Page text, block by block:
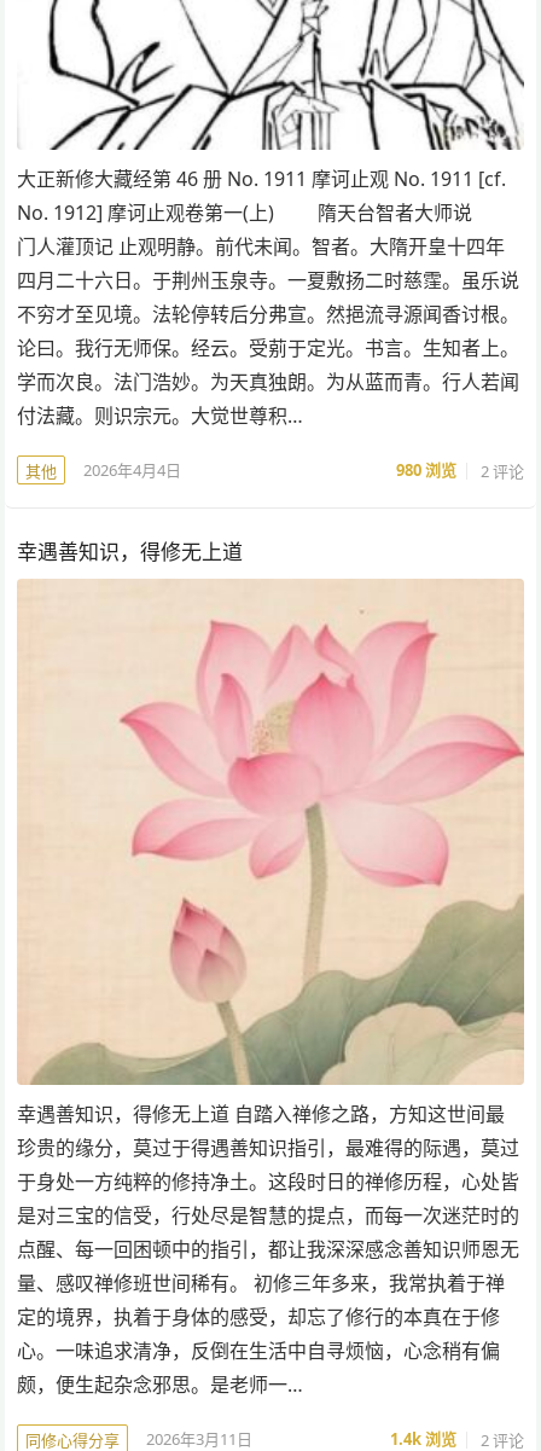
大正新修大藏经第 46 册 No. 1911 摩诃止观 No. 1911 [cf.
No. 1912] 摩诃止观卷第一(上) 隋天台智者大师说
门人灌顶记 止观明静。前代未闻。智者。大隋开皇十四年
四月二十六日。于荆州玉泉寺。一夏敷扬二时慈霔。虽乐说
不穷才至见境。法轮停转后分弗宣。然挹流寻源闻香讨根。
论曰。我行无师保。经云。受莂于定光。书言。生知者上。
学而次良。法门浩妙。为天真独朗。为从蓝而青。行人若闻
付法藏。则识宗元。大觉世尊积…
其他 2026年4月4日 980浏览 2 评论
幸遇善知识，得修无上道
幸遇善知识，得修无上道 自踏入禅修之路，方知这世间最
珍贵的缘分，莫过于得遇善知识指引，最难得的际遇，莫过
于身处一方纯粹的修持净土。这段时日的禅修历程，心处皆
是对三宝的信受，行处尽是智慧的提点，而每一次迷茫时的
点醒、每一回困顿中的指引，都让我深深感念善知识师恩无
量、感叹禅修班世间稀有。 初修三年多来，我常执着于禅
定的境界，执着于身体的感受，却忘了修行的本真在于修
心。一味追求清净，反倒在生活中自寻烦恼，心念稍有偏
颇，便生起杂念邪思。是老师一…
同修心得分享 2026年3月11日 1.4k浏览 2 评论